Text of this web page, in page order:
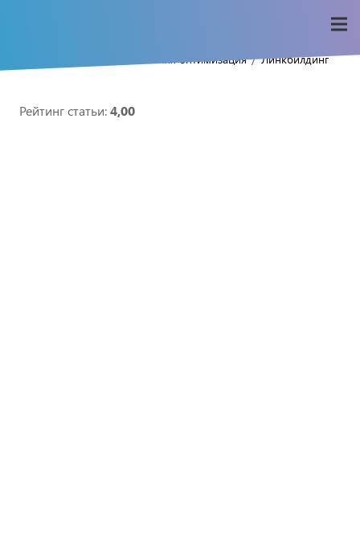
Внешняя оптимизация / Линкбилдинг
Рейтинг статьи:4,00